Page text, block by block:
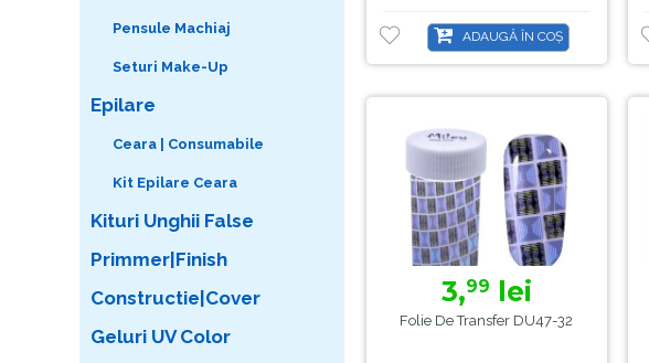
ADAUGĂ ÎN COȘ
3,99 lei
Folie De Transfer DU47-32
Pensule Machiaj
Seturi Make-Up
Epilare
Ceara | Consumabile
Kit Epilare Ceara
Kituri Unghii False
Primmer|Finish
Constructie|Cover
Geluri UV Color